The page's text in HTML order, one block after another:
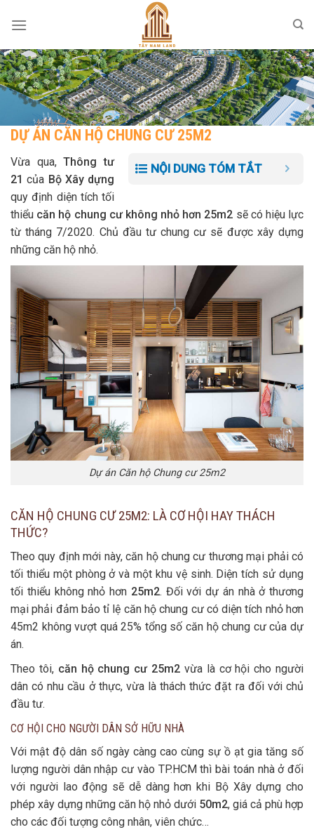
DỰ ÁN CĂN HỘ CHUNG CƯ 25M2
NỘI DUNG TÓM TẮT
Vừa qua,Thông tư
21 của Bộ Xây dựng
quy định diện tích tối
thiểu căn hộ chung cư không nhỏ hơn 25m2 sẽ có hiệu lực
từ tháng 7/2020. Chủ đầu tư chung cư sẽ được xây dựng
những căn hộ nhỏ.
Dự án Căn hộ Chung cư 25m2
CĂN HỘ CHUNG CƯ 25M2: LÀ CƠ HỘI HAY THÁCH
THỨC?
Theo quy định mới này, căn hộ chung cư thương mại phải có
tối thiểu một phòng ở và một khu vệ sinh. Diện tích sử dụng
tối thiểu không nhỏ hơn 25m2. Đối với dự án nhà ở thương
mại phải đảm bảo tỉ lệ căn hộ chung cư có diện tích nhỏ hơn
45m2 không vượt quá 25% tổng số căn hộ chung cư của dự
án.
Theo tôi, căn hộ chung cư 25m2 vừa là cơ hội cho người
dân có nhu cầu ở thực, vừa là thách thức đặt ra đối với chủ
đầu tư.
CƠ HỘI CHO NGƯỜI DÂN SỞ HỮU NHÀ
Với mật độ dân số ngày càng cao cùng sự ồ ạt gia tăng số
lượng người dân nhập cư vào TP.HCM thì bài toán nhà ở đối
với người lao động sẽ dễ dàng hơn khi Bộ Xây dựng cho
phép xây dựng những căn hộ nhỏ dưới 50m2, giá cả phù hợp
cho các đối tượng công nhân, viên chức…